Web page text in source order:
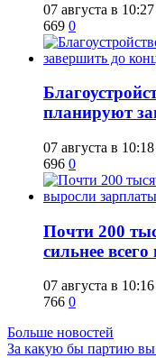
07 августа в 10:27
669 0
планируют
07 августа в 10:18
696 0
​Почти 200
сильнее
07 августа в 10:16
766 0
Больше новостей
За какую бы партию вы